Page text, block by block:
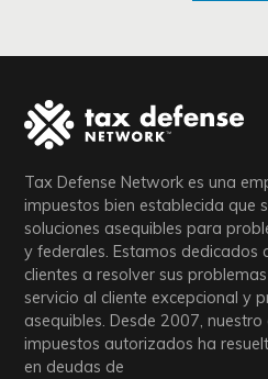
Tax Defense Network es una
impuestos bien establecida que
soluciones asequibles para
y federales. Estamos dedicados
clientes a resolver sus
servicio al cliente excepcional y
asequibles. Desde 2007,
impuestos autorizados ha
en deudas de